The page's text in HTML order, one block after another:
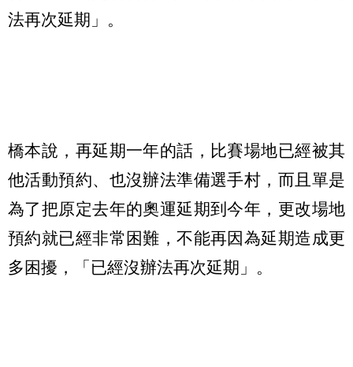
法再次延期」。
橋本說，再延期一年的話，比賽場地已經被其
他活動預約、也沒辦法準備選手村，而且單是
為了把原定去年的奧運延期到今年，更改場地
預約就已經非常困難，不能再因為延期造成更
多困擾，「已經沒辦法再次延期」。